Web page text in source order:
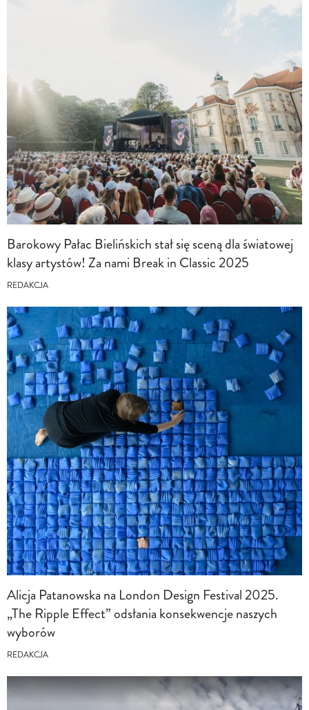
Barokowy Pałac Bielińskich stał się sceną dla światowej
klasy artystów! Za nami Break in Classic 2025
REDAKCJA
Alicja Patanowska na London Design Festival 2025.
„The Ripple Effect” odsłania konsekwencje naszych
wyborów
REDAKCJA